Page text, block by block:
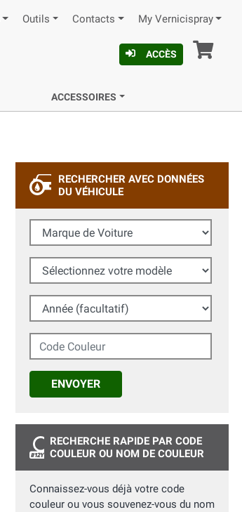
Outils Contacts My Vernicispray
ACCÈS
ACCESSOIRES
RECHERCHER AVEC DONNÉES
DU VÉHICULE
Marque de Voiture
Sélectionnez votre modèle
Année (facultatif)
Code Couleur
ENVOYER
RECHERCHE RAPIDE PAR CODE
COULEUR OU NOM DE COULEUR
Connaissez-vous déjà votre code
couleur ou vous souvenez-vous du nom